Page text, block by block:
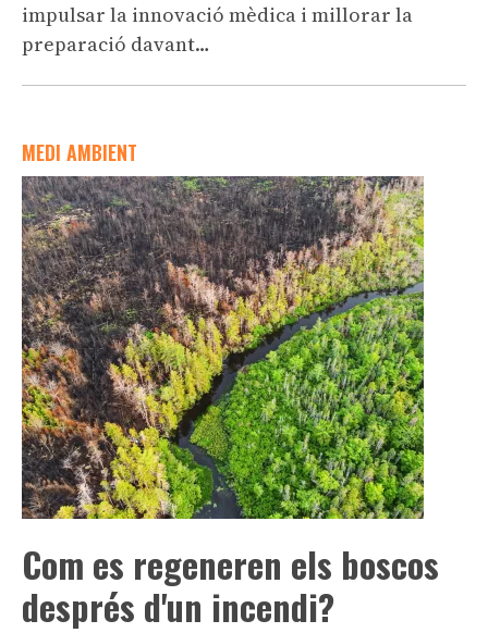
impulsar la innovació mèdica i millorar la
preparació davant…
MEDI AMBIENT
Com es regeneren els boscos
després d'un incendi?